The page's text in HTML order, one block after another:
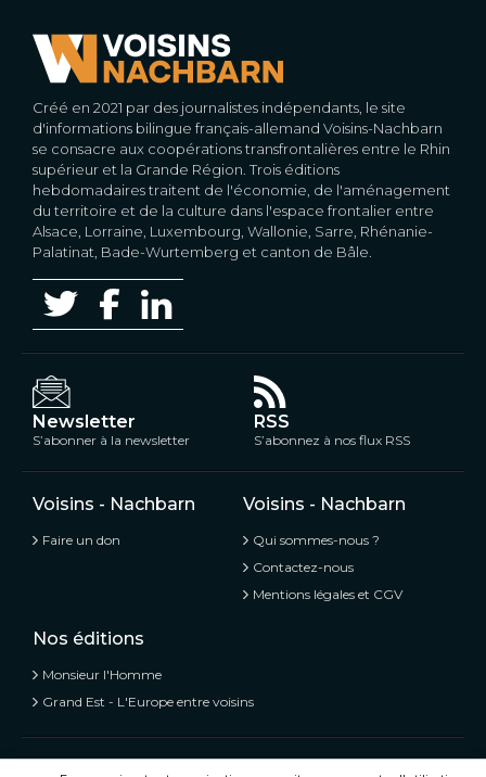
Créé en 2021 par des journalistes indépendants, le site
d'informations bilingue français-allemand Voisins-Nachbarn
se consacre aux coopérations transfrontalières entre le Rhin
supérieur et la Grande Région. Trois éditions
hebdomadaires traitent de l'économie, de l'aménagement
du territoire et de la culture dans l'espace frontalier entre
Alsace, Lorraine, Luxembourg, Wallonie, Sarre, Rhénanie-
Palatinat, Bade-Wurtemberg et canton de Bâle.
Newsletter
S’abonner à la newsletter
RSS
S’abonnez à nos flux RSS
Voisins - Nachbarn
Faire un don
Voisins - Nachbarn
Qui sommes-nous ?
Contactez-nous
Mentions légales et CGV
Nos éditions
Monsieur l'Homme
Grand Est - L'Europe entre voisins